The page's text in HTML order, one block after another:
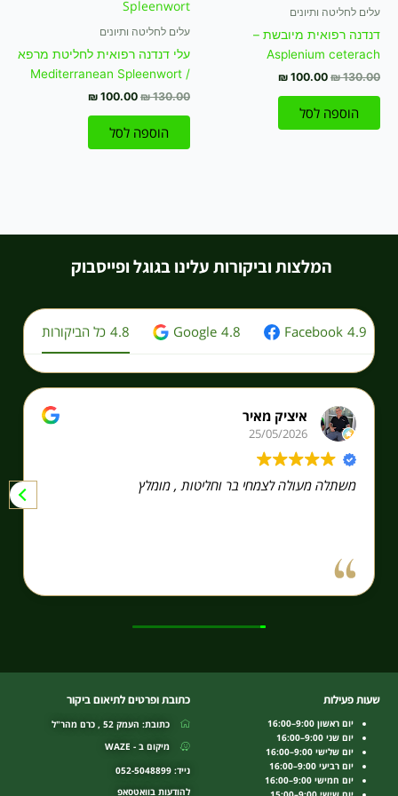
עלים לחליטה ותיונים
דנדנה רפואית מיובשת –
Asplenium ceterach
₪130.00
₪ 100.00
הוספה לסל
עלים לחליטה ותיונים
עלי דנדנה רפואית לחליטת מרפא
/ Mediterranean Spleenwort
₪130.00
₪ 130.00.
₪ 100.00
הוספה לסל
המלצות וביקורות עלינו בגוגל ופייסבוק
כל הביקורות 4.8 Google 4.8 Facebook 4.9
איציק מאיר
25/05/2026
משתלה מעולה לצמחי בר וחליטות , מומלץ
שעות פעילות
יום ראשון 9:00–16:00
יום שני 9:00–16:00
יום שלישי 9:00–16:00
יום רביעי 9:00–16:00
יום חמישי 9:00–16:00
כתובת ופרטים לתיאום ביקור
כתובת: העמק 52 , כרם מהר"ל
מיקום ב - WAZE
נייד: 052-5048899
להודעות בוואטסאפ